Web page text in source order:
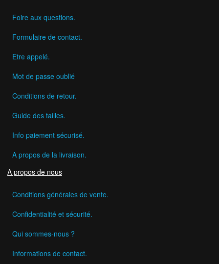
Foire aux questions.
Formulaire de contact.
Etre appelé.
Mot de passe oublié
Conditions de retour.
Guide des tailles.
Info paiement sécurisé.
A propos de la livraison.
A propos de nous
Conditions générales de vente.
Confidentialité et sécurité.
Qui sommes-nous ?
Informations de contact.